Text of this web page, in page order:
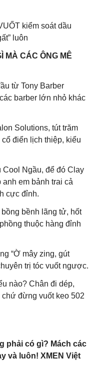
kiểm soát dầu
luôn
MÀ CÁC ÔNG MÊ
từ Tony Barber
barber lớn nhỏ khác
Solutions, tút trăm
điển lịch thiệp, kiểu
Cool Ngầu, để đó Clay
em bảnh trai cả
cực đỉnh.
bồng bềnh lãng tử, hốt
thuộc hàng đỉnh
“Ờ mây zing, gút
trị tóc vuốt ngược.
nào? Chân đi dép,
đừng vuốt keo 502
phải có gì? Mách các
và luôn! XMEN Việt